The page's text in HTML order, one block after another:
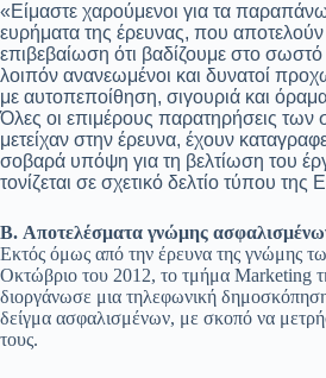
«Είμαστε χαρούμενοι για τα
ευρήματα της έρευνας, που αποτελούν
επιβεβαίωση ότι βαδίζουμε στο
λοιπόν ανανεωμένοι και δυνατοί
με αυτοπεποίθηση, σιγουριά και
Όλες οι επιμέρους παρατηρήσεις
μετείχαν στην έρευνα, έχουν
σοβαρά υπόψη για τη βελτίωση του
τονίζεται σε σχετικό δελτίο τύπου της
B. Αποτελέσματα γνώμης
Εκτός όμως από την έρευνα της γνώμης
Οκτώβριο του 2012, το τμήμα Marketing
διοργάνωσε μια τηλεφωνική
δείγμα ασφαλισμένων, με σκοπό να
τους.